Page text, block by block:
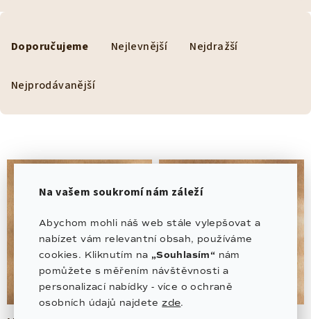
Na vašem soukromí nám záleží
Abychom mohli náš web stále vylepšovat a
nabízet vám relevantní obsah, používáme
cookies. Kliknutím na „Souhlasím“ nám
pomůžete s měřením návštěvnosti a
personalizací nabídky - více o ochraně
osobních údajů najdetezde.
r
o
u
ů
Doporučujeme Nejlevnější Nejdražší
Nejprodávanější